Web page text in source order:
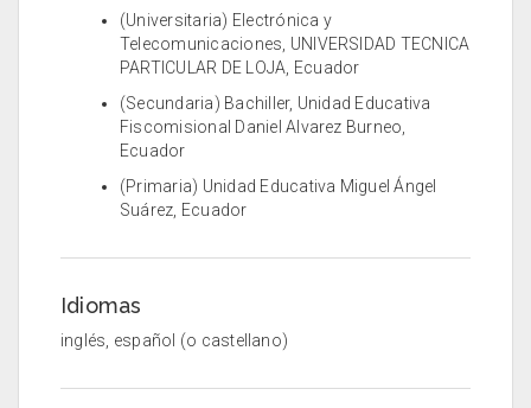
(Universitaria) Electrónica y
Telecomunicaciones, UNIVERSIDAD TECNICA
PARTICULAR DE LOJA, Ecuador
(Secundaria) Bachiller, Unidad Educativa
Fiscomisional Daniel Alvarez Burneo,
Ecuador
(Primaria) Unidad Educativa Miguel Ángel
Suárez, Ecuador
Idiomas
inglés, español (o castellano)